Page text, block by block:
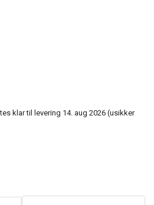
klar til levering 14. aug 2026 (usikker